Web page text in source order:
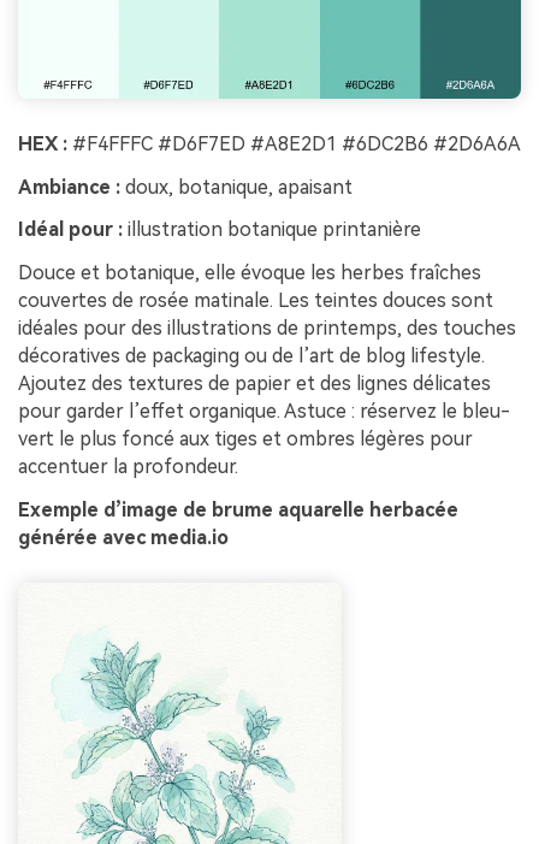
HEX : #F4FFFC #D6F7ED #A8E2D1 #6DC2B6 #2D6A6A
Ambiance : doux, botanique, apaisant
Idéal pour : illustration botanique printanière
Douce et botanique, elle évoque les herbes fraîches
couvertes de rosée matinale. Les teintes douces sont
idéales pour des illustrations de printemps, des touches
décoratives de packaging ou de l’art de blog lifestyle.
Ajoutez des textures de papier et des lignes délicates
pour garder l’effet organique. Astuce : réservez le bleu-
vert le plus foncé aux tiges et ombres légères pour
accentuer la profondeur.
Exemple d’image de brume aquarelle herbacée
générée avec media.io